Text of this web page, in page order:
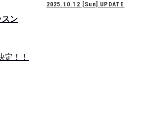
2025.10.12 [Sun] UPDATE
スン